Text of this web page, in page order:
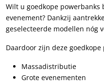
Wilt u goedkope powerbanks
evenement? Dankzij
geselecteerde modellen nóg
Daardoor zijn deze
Massadistributie
Grote evenementen